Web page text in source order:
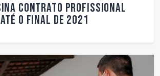
contrato profissional
o final de 2021